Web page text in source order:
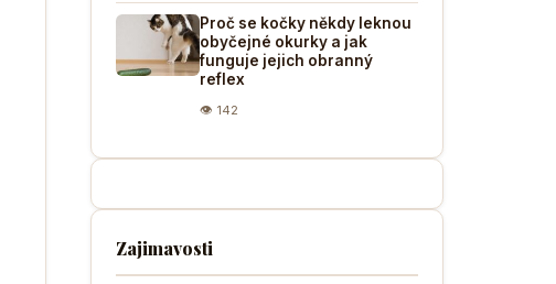
Proč se kočky někdy leknou
obyčejné okurky a jak
funguje jejich obranný
reflex
👁 142
Zajimavosti